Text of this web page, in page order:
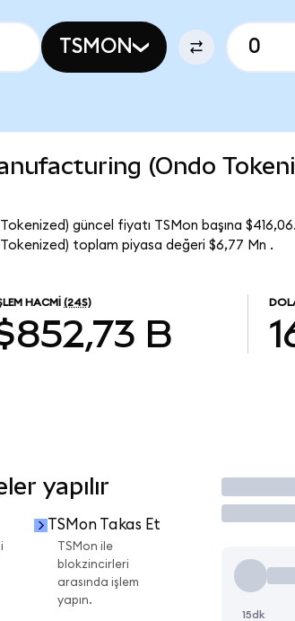
TSMON
(Ondo
güncel fiyatı TSMon başına $416,06.
toplam piyasa değeri $6,77 Mn .
HACMI (24S)
B
yapılır
TSMon Takas Et
TSMon ile
blokzincirleri
arasında işlem
yapın.
İşlem
15dk